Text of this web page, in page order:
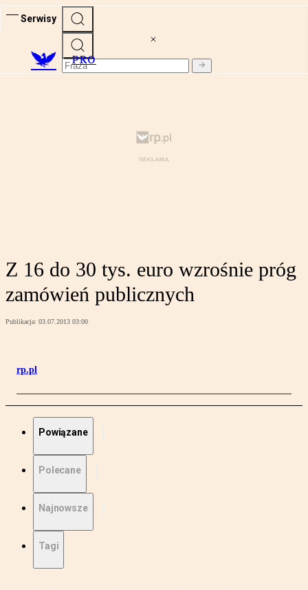
Serwisy
PRO
Z 16 do 30 tys. euro wzrośnie próg
zamówień publicznych
Publikacja: 03.07.2013 03:00
rp.pl
Powiązane
Polecane
Najnowsze
Tagi